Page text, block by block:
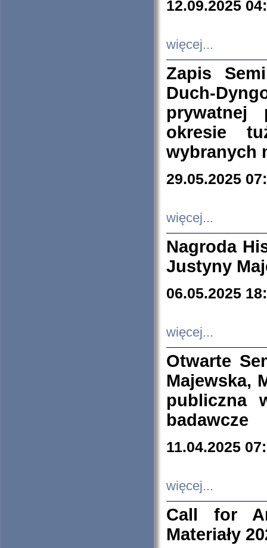
12.09.2025
więcej...
Zapis
Duch-
prywatnej
okresie
wybranych
29.05.2025
więcej...
Nagroda
Justyny
06.05.2025
więcej...
Otwarte
Majewska,
publiczna
badawcze
11.04.2025
więcej...
Call for
Materiały